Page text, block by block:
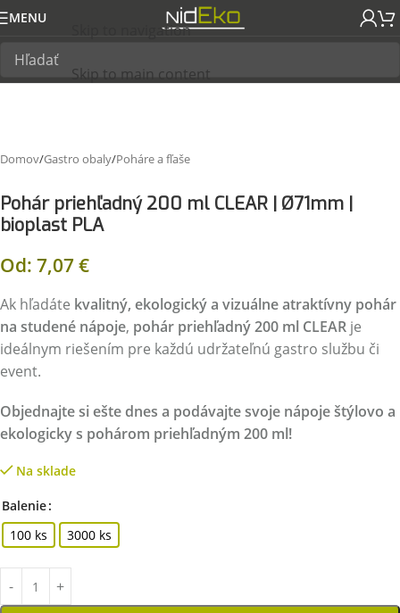
Skip to navigation
Skip to main content
MENU
Domov/Gastro obaly/Poháre a fľaše
Pohár priehľadný 200 ml CLEAR | Ø71mm |
bioplast PLA
Od: 7,07€
Ak hľadáte kvalitný, ekologický a vizuálne atraktívny pohár
na studené nápoje, pohár priehľadný 200 ml CLEAR je
ideálnym riešením pre každú udržateľnú gastro službu či
event.
Objednajte si ešte dnes a podávajte svoje nápoje štýlovo a
ekologicky s pohárom priehľadným 200 ml!
Na sklade
Balenie
100 ks
3000 ks